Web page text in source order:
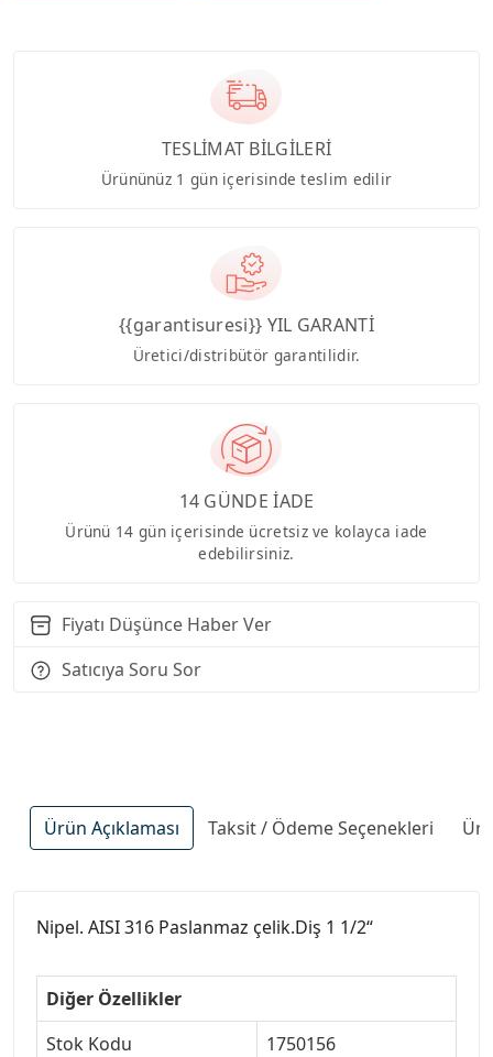
TESLİMAT BİLGİLERİ
Ürününüz 1 gün içerisinde teslim edilir
{{garantisuresi}} YIL GARANTİ
Üretici/distribütör garantilidir.
14 GÜNDE İADE
Ürünü 14 gün içerisinde ücretsiz ve kolayca iade
edebilirsiniz.
Fiyatı Düşünce Haber Ver
Satıcıya Soru Sor
Ürün Açıklaması Taksit / Ödeme Seçenekleri
Nipel. AISI 316 Paslanmaz çelik.Diş 1 1/2“
Diğer Özellikler
Stok Kodu
1750156